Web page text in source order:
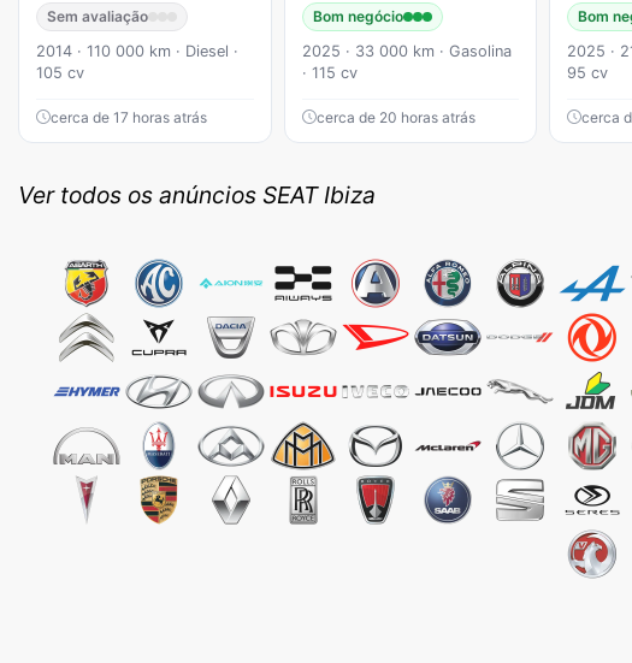
Sem avaliação
2014 · 110 000 km · Diesel ·
105 cv
cerca de 17 horas atrás
Bom negócio
2025 · 33 000 km · Gasolina
· 115 cv
cerca de 20 horas atrás
Bom
2025 ·
95 cv
cerca
Ver todos os anúncios SEAT Ibiza